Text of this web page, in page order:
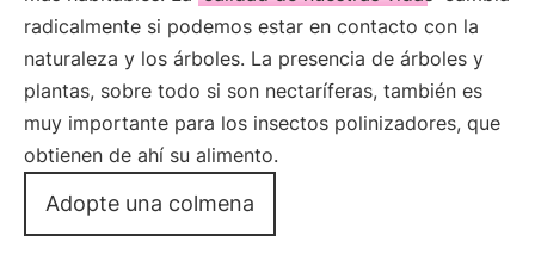
radicalmente si podemos estar en contacto con la
naturaleza y los árboles. La presencia de árboles y
plantas, sobre todo si son nectaríferas, también es
muy importante para los insectos polinizadores, que
obtienen de ahí su alimento.
Adopte una colmena